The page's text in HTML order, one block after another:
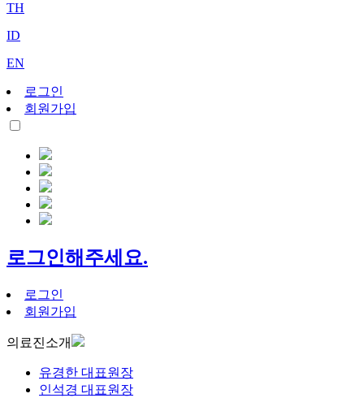
TH
ID
EN
로그인
회원가입
로그인해주세요.
로그인
회원가입
의료진소개
유경한 대표원장
인석경 대표원장